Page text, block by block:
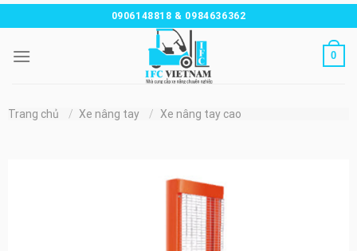
Chuyển
đến
nội
0906148818 & 0984636362
0
Trang chủ / Xe nâng tay / Xe nâng tay cao